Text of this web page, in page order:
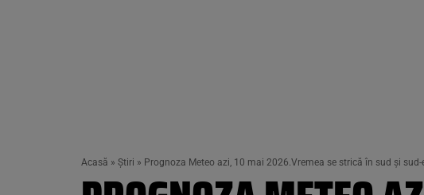
Acasă » Știri » Prognoza Meteo azi, 10 mai 2026.Vremea se strică în sud și